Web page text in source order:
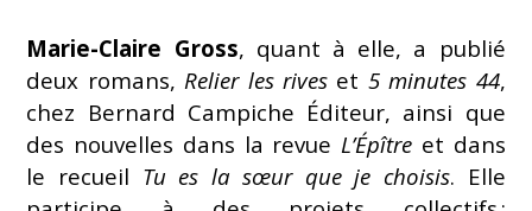
Marie-Claire Gross, quant à elle, a publié
deux romans, Relier les rives et 5 minutes 44,
chez Bernard Campiche Éditeur, ainsi que
des nouvelles dans la revue L’Épître et dans
le recueil Tu es la sœur que je choisis. Elle